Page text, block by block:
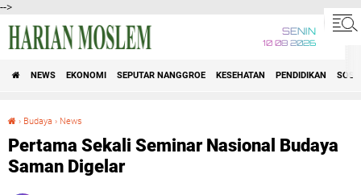
-->
SENIN
10 08 2026
NEWS EKONOMI SEPUTAR NANGGROE KESEHATAN PENDIDIKAN
› Budaya › News
Pertama Sekali Seminar Nasional Budaya
Saman Digelar